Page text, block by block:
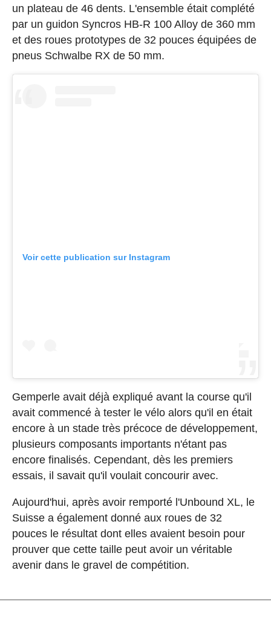
un plateau de 46 dents. L'ensemble était complété
par un guidon Syncros HB-R 100 Alloy de 360 mm
et des roues prototypes de 32 pouces équipées de
pneus Schwalbe RX de 50 mm.
Voir cette publication sur Instagram
Gemperle avait déjà expliqué avant la course qu'il
avait commencé à tester le vélo alors qu'il en était
encore à un stade très précoce de développement,
plusieurs composants importants n'étant pas
encore finalisés. Cependant, dès les premiers
essais, il savait qu'il voulait concourir avec.
Aujourd'hui, après avoir remporté l'Unbound XL, le
Suisse a également donné aux roues de 32
pouces le résultat dont elles avaient besoin pour
prouver que cette taille peut avoir un véritable
avenir dans le gravel de compétition.